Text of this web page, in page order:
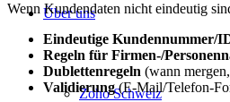
Über uns
Zoho Schweiz
Wenn Kundendaten nicht eindeutig
Eindeutige Kundennummer/
Regeln für Firmen-/
Dublettenregeln (wann
Validierung(E-Mail/Telefon-